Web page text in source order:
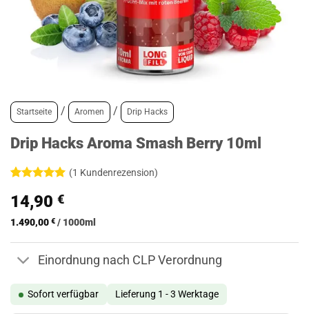
Startseite / Aromen / Drip Hacks
Drip Hacks Aroma Smash Berry 10ml
mit 5von
5, basierend
auf
(1 Kundenrezension)
14,90 €
1.490,00 € / 1000ml
Einordnung nach CLP Verordnung
Sofort verfügbar Lieferung 1 - 3 Werktage